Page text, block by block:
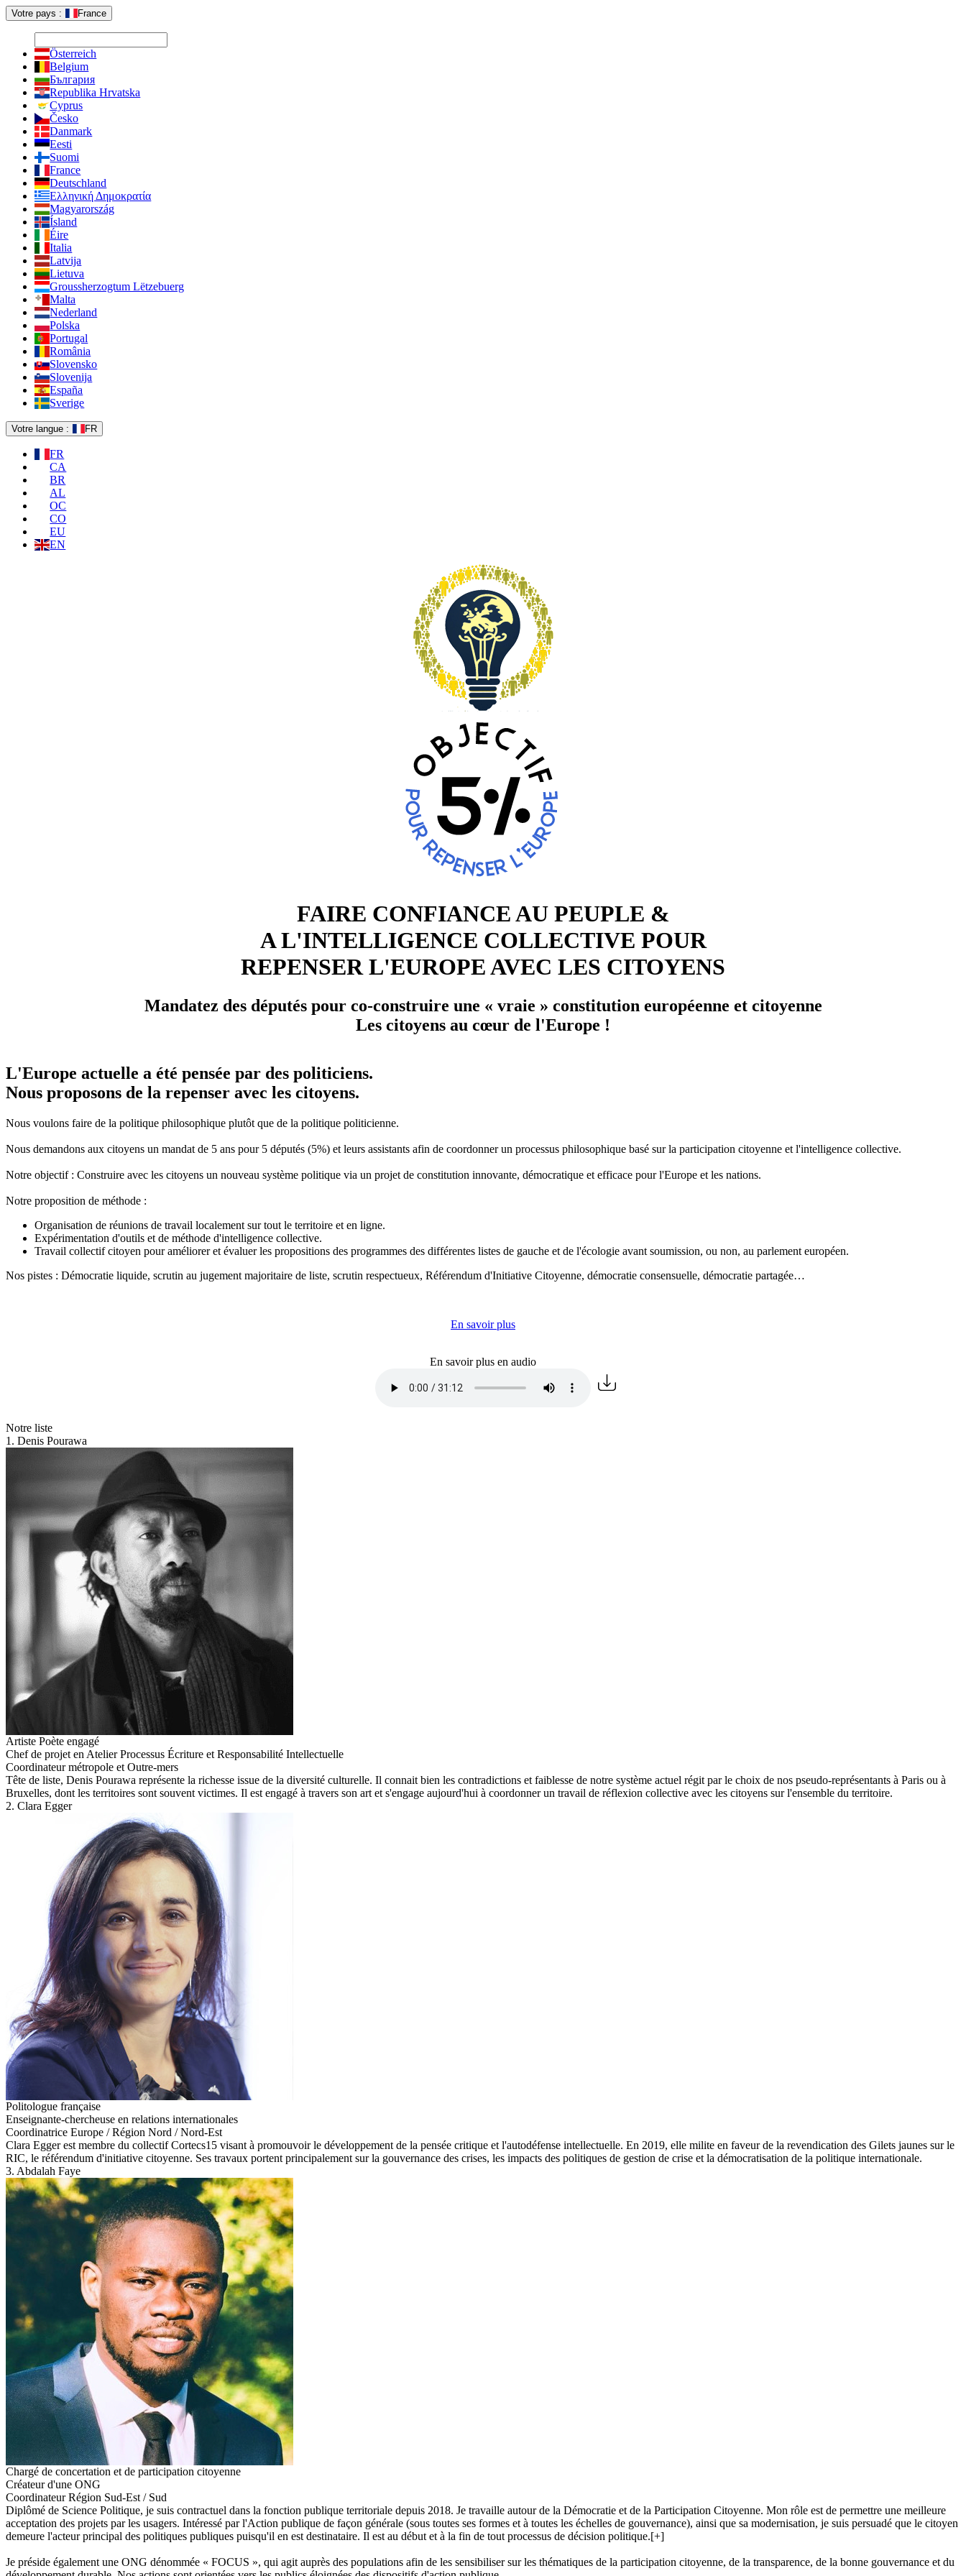
Votre pays : France
Österreich
Belgium
България
Republika Hrvatska
Cyprus
Česko
Danmark
Eesti
Suomi
France
Deutschland
Ελληνική Δημοκρατία
Magyarország
Ísland
Éire
Italia
Latvija
Lietuva
Groussherzogtum Lëtzebuerg
Malta
Nederland
Polska
Portugal
România
Slovensko
Slovenija
España
Sverige
Votre langue : FR
FR
CA
BR
AL
OC
CO
EU
EN
FAIRE CONFIANCE AU PEUPLE &
A L'INTELLIGENCE COLLECTIVE POUR
REPENSER L'EUROPE AVEC LES CITOYENS
Mandatez des députés pour co-construire une « vraie » constitution européenne et citoyenne
Les citoyens au cœur de l'Europe !
L'Europe actuelle a été pensée par des politiciens.
Nous proposons de la repenser avec les citoyens.
Nous voulons faire de la politique philosophique plutôt que de la politique politicienne.
Nous demandons aux citoyens un mandat de 5 ans pour 5 députés (5%) et leurs assistants afin de coordonner un processus philosophique basé sur la participation citoyenne et l'intelligence collective.
Notre objectif : Construire avec les citoyens un nouveau système politique via un projet de constitution innovante, démocratique et efficace pour l'Europe et les nations.
Notre proposition de méthode :
Organisation de réunions de travail localement sur tout le territoire et en ligne.
Expérimentation d'outils et de méthode d'intelligence collective.
Travail collectif citoyen pour améliorer et évaluer les propositions des programmes des différentes listes de gauche et de l'écologie avant soumission, ou non, au parlement européen.
Nos pistes : Démocratie liquide, scrutin au jugement majoritaire de liste, scrutin respectueux, Référendum d'Initiative Citoyenne, démocratie consensuelle, démocratie partagée…
En savoir plus
En savoir plus en audio
Notre liste
1. Denis Pourawa
Artiste Poète engagé
Chef de projet en Atelier Processus Écriture et Responsabilité Intellectuelle
Coordinateur métropole et Outre-mers
Tête de liste, Denis Pourawa représente la richesse issue de la diversité culturelle. Il connait bien les contradictions et faiblesse de notre système actuel régit par le choix de nos pseudo-représentants à Paris ou à
Bruxelles, dont les territoires sont souvent victimes. Il est engagé à travers son art et s'engage aujourd'hui à coordonner un travail de réflexion collective avec les citoyens sur l'ensemble du territoire.
2. Clara Egger
Politologue française
Enseignante-chercheuse en relations internationales
Coordinatrice Europe / Région Nord / Nord-Est
Clara Egger est membre du collectif Cortecs15 visant à promouvoir le développement de la pensée critique et l'autodéfense intellectuelle. En 2019, elle milite en faveur de la revendication des Gilets jaunes sur le
RIC, le référendum d'initiative citoyenne. Ses travaux portent principalement sur la gouvernance des crises, les impacts des politiques de gestion de crise et la démocratisation de la politique internationale.
3. Abdalah Faye
Chargé de concertation et de participation citoyenne
Créateur d'une ONG
Coordinateur Région Sud-Est / Sud
Diplômé de Science Politique, je suis contractuel dans la fonction publique territoriale depuis 2018. Je travaille autour de la Démocratie et de la Participation Citoyenne. Mon rôle est de permettre une meilleure
acceptation des projets par les usagers. Intéressé par l'Action publique de façon générale (sous toutes ses formes et à toutes les échelles de gouvernance), ainsi que sa modernisation, je suis persuadé que le citoyen
demeure l'acteur principal des politiques publiques puisqu'il en est destinataire. Il est au début et à la fin de tout processus de décision politique.[+]
Je préside également une ONG dénommée « FOCUS », qui agit auprès des populations afin de les sensibiliser sur les thématiques de la participation citoyenne, de la transparence, de la bonne gouvernance et du